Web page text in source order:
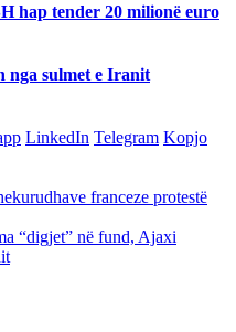
hap tender 20 milionë euro
nga sulmet e Iranit
LinkedIn Telegram Kopjo
franceze protestë
“digjet” në fund, Ajaxi